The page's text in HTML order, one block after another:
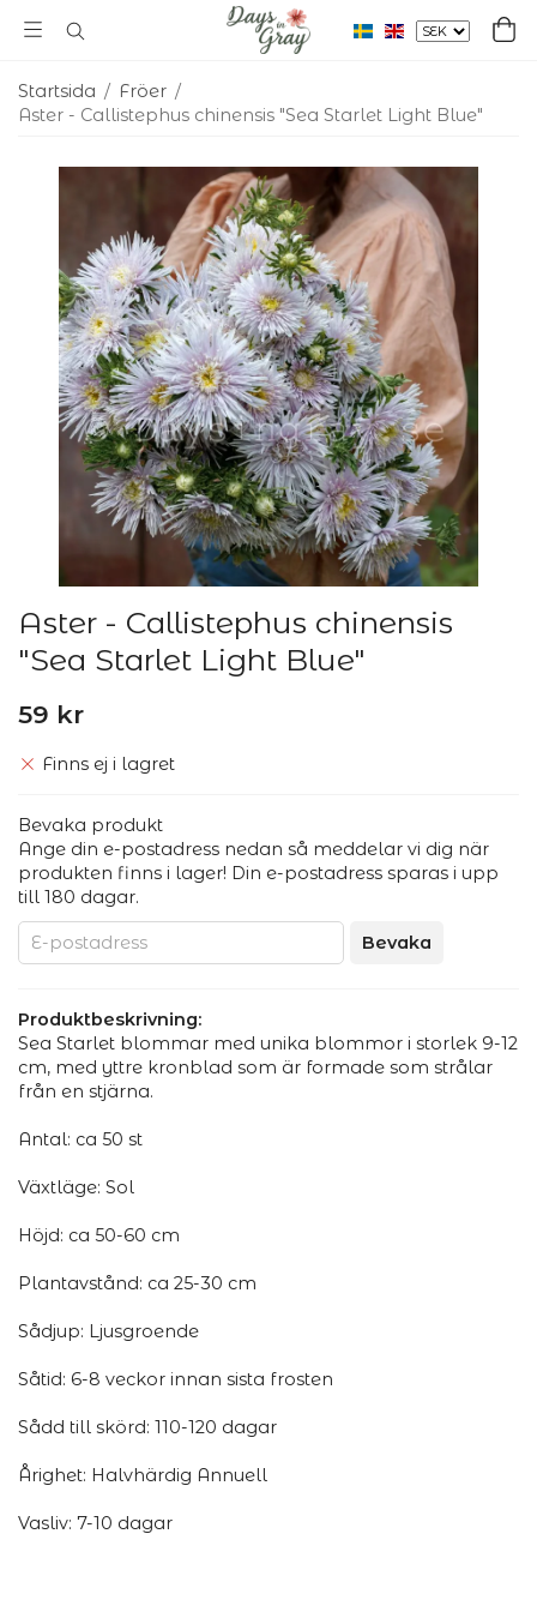
Startsida / Fröer /
Aster - Callistephus chinensis "Sea Starlet Light Blue"
Aster - Callistephus chinensis
"Sea Starlet Light Blue"
59 kr
Finns ej i lagret
Bevaka produkt
Ange din e-postadress nedan så meddelar vi dig när
produkten finns i lager! Din e-postadress sparas i upp
till 180 dagar.
Bevaka
Produktbeskrivning:
Sea Starlet blommar med unika blommor i storlek 9-12
cm, med yttre kronblad som är formade som strålar
från en stjärna.
Antal: ca 50 st
Växtläge: Sol
Höjd: ca 50-60 cm
Plantavstånd: ca 25-30 cm
Sådjup: Ljusgroende
Såtid: 6-8 veckor innan sista frosten
Sådd till skörd: 110-120 dagar
Årighet: Halvhärdig Annuell
Vasliv: 7-10 dagar